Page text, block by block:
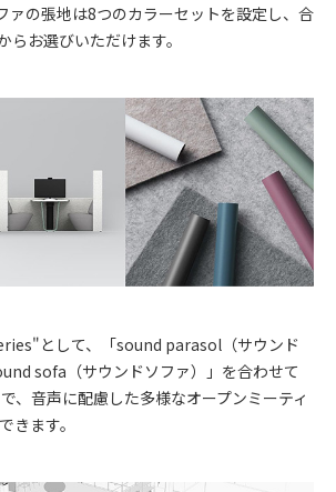
ァの張地は8つのカラーセットを設定し、合
お選びいただけます。
として、「sound parasol（サウンド
sofa（サウンドソファ）」を合わせて
、音声に配慮した多様なオープンミーティ
きます。